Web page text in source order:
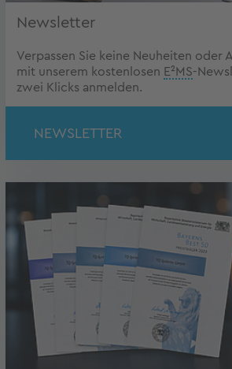
Newsletter
Verpassen Sie keine Neuheiten oder
mit unserem kostenlosen E²MS-
zwei Klicks anmelden.
NEWSLETTER